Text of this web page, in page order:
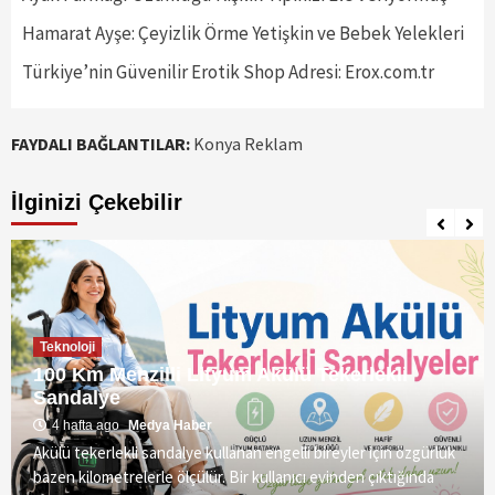
Hamarat Ayşe: Çeyizlik Örme Yetişkin ve Bebek Yelekleri
Türkiye’nin Güvenilir Erotik Shop Adresi: Erox.com.tr
FAYDALI BAĞLANTILAR: Konya Reklam
İlginizi Çekebilir
Teknoloji
100 Km Menzilli Lityum Akülü Tekerlekli
Sandalye
4 hafta ago Medya Haber
Akülü tekerlekli sandalye kullanan engelli bireyler için özgürlük
bazen kilometrelerle ölçülür. Bir kullanıcı evinden çıktığında